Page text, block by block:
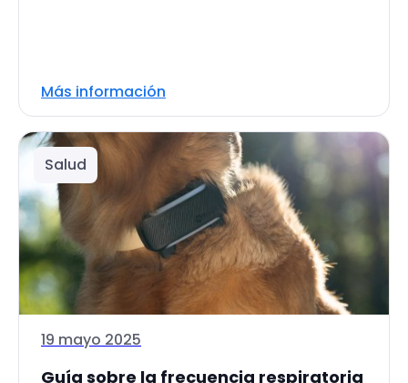
Más información
Salud
19 mayo 2025
Guía sobre la frecuencia respiratoria